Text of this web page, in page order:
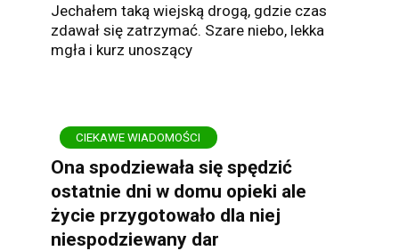
Jechałem taką wiejską drogą, gdzie czas
zdawał się zatrzymać. Szare niebo, lekka
mgła i kurz unoszący
CIEKAWE WIADOMOŚCI
Ona spodziewała się spędzić
ostatnie dni w domu opieki ale
życie przygotowało dla niej
niespodziewany dar